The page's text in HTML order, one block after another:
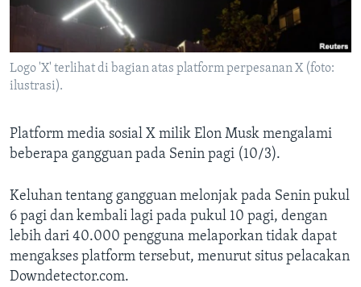
Logo 'X' terlihat di bagian atas platform perpesanan X (foto:
ilustrasi).
Platform media sosial X milik Elon Musk mengalami
beberapa gangguan pada Senin pagi (10/3).
Keluhan tentang gangguan melonjak pada Senin pukul
6 pagi dan kembali lagi pada pukul 10 pagi, dengan
lebih dari 40.000 pengguna melaporkan tidak dapat
mengakses platform tersebut, menurut situs pelacakan
Downdetector.com.